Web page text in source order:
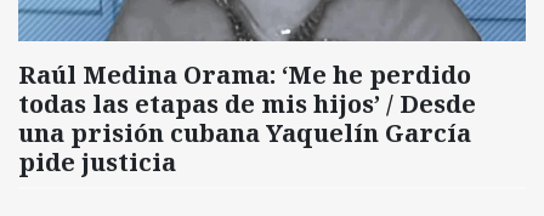
Raúl Medina Orama: ‘Me he perdido
todas las etapas de mis hijos’ / Desde
una prisión cubana Yaquelín García
pide justicia